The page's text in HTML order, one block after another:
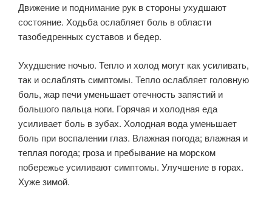
Движение и поднимание рук в стороны ухудшают
состояние. Ходьба ослабляет боль в области
тазобедренных суставов и бедер.
Ухудшение ночью. Тепло и холод могут как усиливать,
так и ослаблять симптомы. Тепло ослабляет головную
боль, жар печи уменьшает отечность запястий и
большого пальца ноги. Горячая и холодная еда
усиливает боль в зубах. Холодная вода уменьшает
боль при воспалении глаз. Влажная погода; влажная и
теплая погода; гроза и пребывание на морском
побережье усиливают симптомы. Улучшение в горах.
Хуже зимой.